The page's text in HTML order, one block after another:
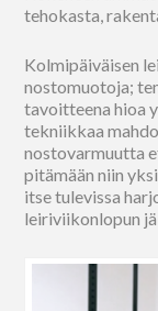
tehokasta,
Kolmipäiväisen
nostomuotoja;
tavoitteena hioa
tekniikkaa
nostovarmuutta
pitämään niin
itse tulevissa
leiriviikonlopun